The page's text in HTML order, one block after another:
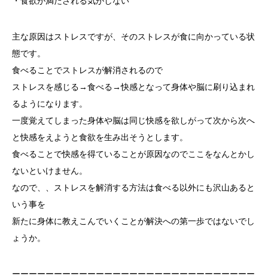
主な原因はストレスですが、そのストレスが食に向かっている状
態です。
食べることでストレスが解消されるので
ストレスを感じる→食べる→快感となって身体や脳に刷り込まれ
るようになります。
一度覚えてしまった身体や脳は同じ快感を欲しがって次から次へ
と快感をえようと食欲を生み出そうとします。
食べることで快感を得ていることが原因なのでここをなんとかし
ないといけません。
なので、、ストレスを解消する方法は食べる以外にも沢山あると
いう事を
新たに身体に教えこんでいくことが解決への第一歩ではないでし
ょうか。